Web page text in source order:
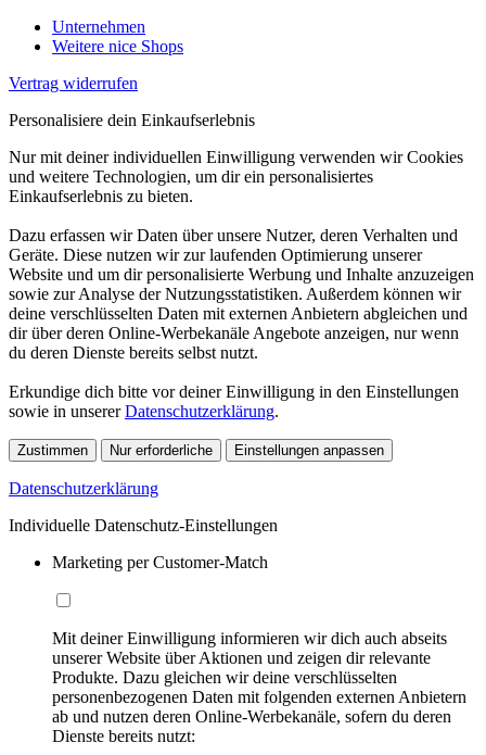
Unternehmen
Weitere nice Shops
Vertrag widerrufen
Personalisiere dein Einkaufserlebnis
Nur mit deiner individuellen Einwilligung verwenden wir Cookies
und weitere Technologien, um dir ein personalisiertes
Einkaufserlebnis zu bieten.
Dazu erfassen wir Daten über unsere Nutzer, deren Verhalten und
Geräte. Diese nutzen wir zur laufenden Optimierung unserer
Website und um dir personalisierte Werbung und Inhalte anzuzeigen
sowie zur Analyse der Nutzungsstatistiken. Außerdem können wir
deine verschlüsselten Daten mit externen Anbietern abgleichen und
dir über deren Online-Werbekanäle Angebote anzeigen, nur wenn
du deren Dienste bereits selbst nutzt.
Erkundige dich bitte vor deiner Einwilligung in den Einstellungen
sowie in unsererDatenschutzerklärung.
Zustimmen Nur erforderliche Einstellungen anpassen
Datenschutzerklärung
Individuelle Datenschutz-Einstellungen
Marketing per Customer-Match
Mit deiner Einwilligung informieren wir dich auch abseits
unserer Website über Aktionen und zeigen dir relevante
Produkte. Dazu gleichen wir deine verschlüsselten
personenbezogenen Daten mit folgenden externen Anbietern
ab und nutzen deren Online-Werbekanäle, sofern du deren
Dienste bereits nutzt: